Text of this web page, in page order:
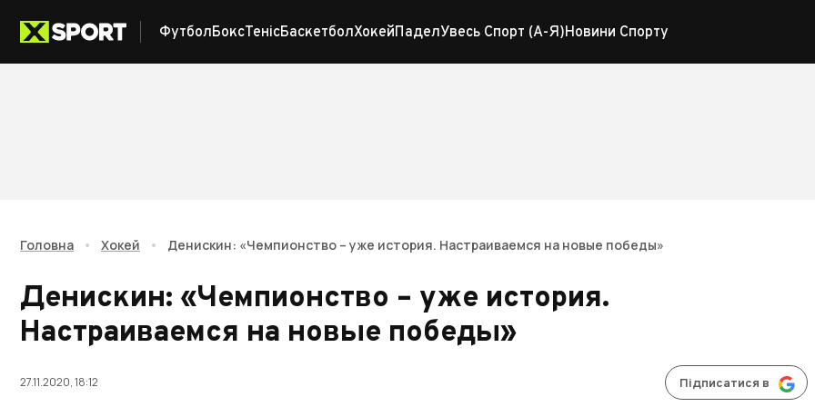
ФутболБоксТенісБаскетболХокейПаделУвесь Спорт (А-Я)Новини Спорту
Головна • Хокей • Денискин: «Чемпионство – уже история. Настраиваемся на новые победы»
Денискин: «Чемпионство – уже история.
Настраиваемся на новые победы»
27.11.2020, 18:12 Підписатися в